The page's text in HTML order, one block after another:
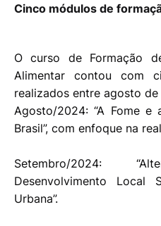
Cinco módulos de
O curso de Formação
Alimentar contou com
realizados entre agosto
Agosto/2024: “A Fome e
Brasil”, com enfoque na
Setembro/2024:
Desenvolvimento Local
Urbana”.